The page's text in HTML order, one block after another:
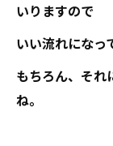
いりますので
いい流れになっ
もちろん、それ
ね。